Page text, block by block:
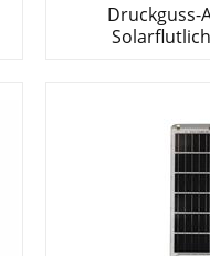
Druckguss-